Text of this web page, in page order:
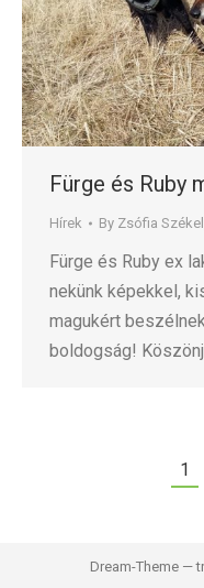
Fürge és Ruby
Hírek By Zsófia
Fürge és Ruby ex
nekünk képekkel,
magukért
boldogság!
1
Dream-Theme —